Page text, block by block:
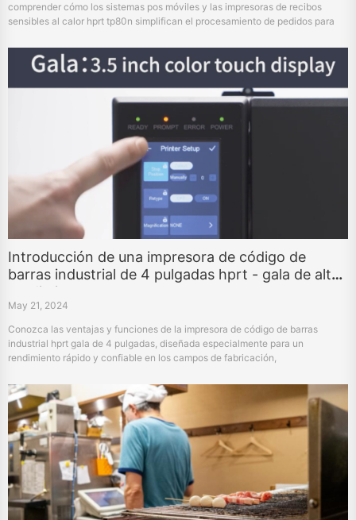
comprender cómo los sistemas pos móviles y las impresoras de recibos
sensibles al calor hprt tp80n simplifican el procesamiento de pedidos para
Introducción de una impresora de código de
barras industrial de 4 pulgadas hprt - gala de alto
rendimiento
May 21, 2024
Conozca las ventajas y funciones de la impresora de código de barras
industrial hprt gala de 4 pulgadas, diseñada especialmente para un
rendimiento rápido y confiable en los campos de fabricación,